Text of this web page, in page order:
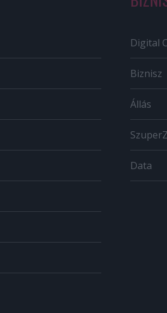
Digital
Biznisz
Állás
Data